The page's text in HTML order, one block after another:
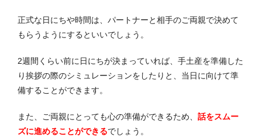
正式な日にちや時間は、パートナーと相手のご両親で決めて
もらうようにするといいでしょう。
2週間くらい前に日にちが決まっていれば、手土産を準備した
り挨拶の際のシミュレーションをしたりと、当日に向けて準
備することができます。
また、ご両親にとっても心の準備ができるため、 話をスムー
ズに進めることができるでしょう。